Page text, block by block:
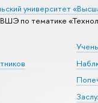
университет
по тематике